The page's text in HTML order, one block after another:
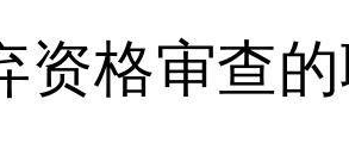
资格审查